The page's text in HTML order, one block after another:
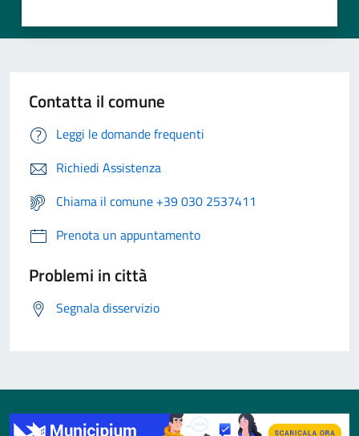
Contatta il comune
Leggi le domande frequenti
Richiedi Assistenza
Chiama il comune +39 030 2537411
Prenota un appuntamento
Problemi in città
Segnala disservizio